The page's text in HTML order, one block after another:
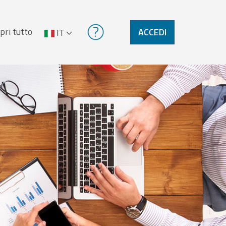
tutto IT ACCEDI